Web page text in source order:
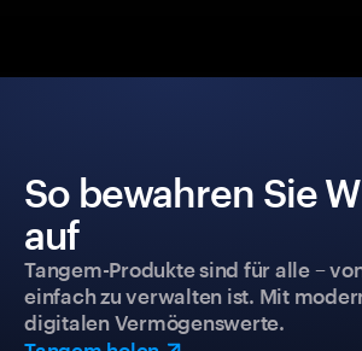
So bewahren Sie
auf
Tangem-Produkte sind für alle –
einfach zu verwalten ist. Mit
digitalen Vermögenswerte.